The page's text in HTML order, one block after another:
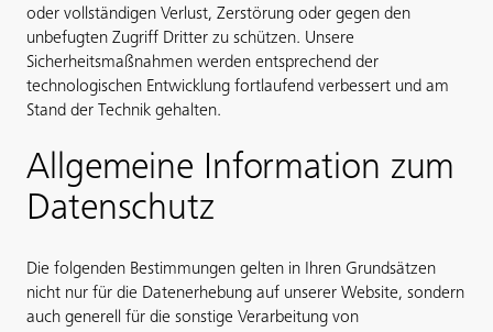
oder vollständigen Verlust, Zerstörung oder gegen den
unbefugten Zugriff Dritter zu schützen. Unsere
Sicherheitsmaßnahmen werden entsprechend der
technologischen Entwicklung fortlaufend verbessert und am
Stand der Technik gehalten.
Allgemeine Information zum
Datenschutz
Die folgenden Bestimmungen gelten in Ihren Grundsätzen
nicht nur für die Datenerhebung auf unserer Website, sondern
auch generell für die sonstige Verarbeitung von